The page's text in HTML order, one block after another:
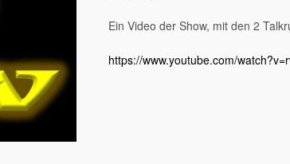
Ein Video der Show, mit den 2
https://www.youtube.com/